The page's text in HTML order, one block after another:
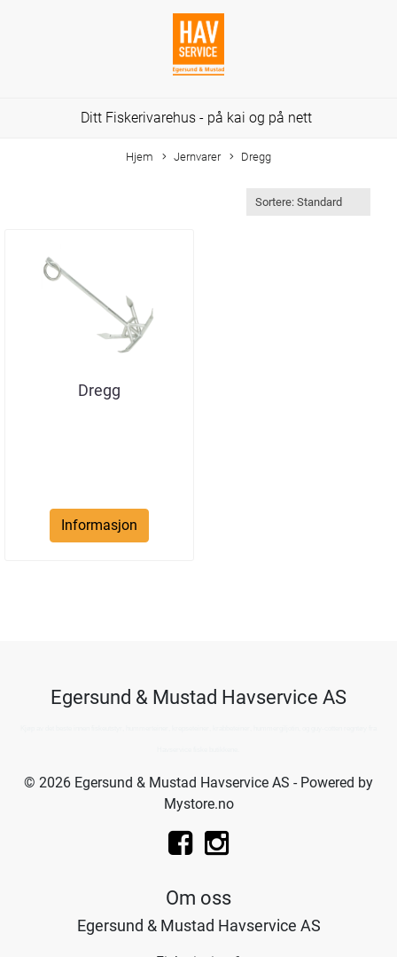
Ditt Fiskerivarehus - på kai og på nett
Hjem Jernvarer Dregg
Dregg
Informasjon
Egersund & Mustad Havservice AS
© 2026 Egersund & Mustad Havservice AS - Powered by
Mystore.no
Om oss
Egersund & Mustad Havservice AS